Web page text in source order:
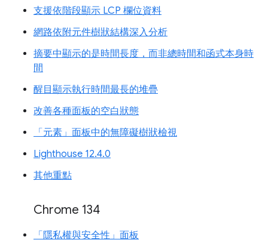
支援依階段顯示 LCP 欄位資料
網路依附元件樹狀結構深入分析
摘要中顯示的是時間長度，而非總時間和函式本身時
間
醒目顯示執行時間最長的堆疊
改善各種面板的空白狀態
「元素」面板中的無障礙樹狀檢視
Lighthouse 12.4.0
其他重點
Chrome 134
「隱私權與安全性」面板